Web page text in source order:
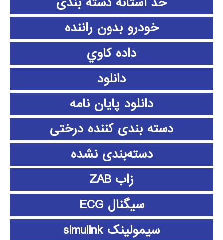
خودرو بدون راننده
داده كاوي
دانلود
دانلود پايان نامه
دسته بندی کننده درختی
دسته‌بندی نشده
زاب ZAB
سیگنال ECG
سیمولینک simulink